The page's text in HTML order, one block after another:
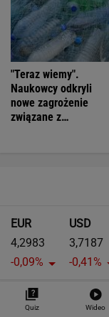
"Teraz wiemy".
Naukowcy odkryli
nowe zagrożenie
związane z
EUR
4,2983
-0,09%
USD
3,7187
-0,41%
Quiz Wideo